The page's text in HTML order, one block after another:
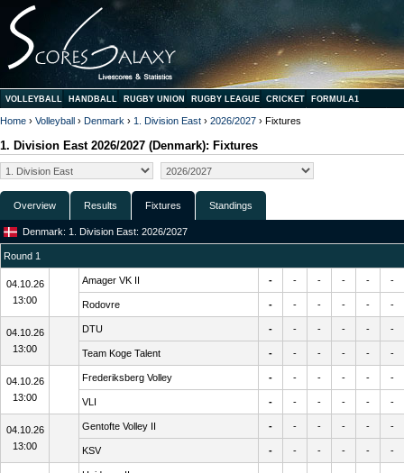
VOLLEYBALL HANDBALL RUGBY UNION RUGBY LEAGUE CRICKET FORMULA1
Home › Volleyball › Denmark › 1. Division East › 2026/2027 › Fixtures
1. Division East 2026/2027 (Denmark): Fixtures
Overview Results Fixtures Standings
Denmark: 1. Division East: 2026/2027
Round 1
04.10.26
13:00
Amager VK II - - - - - -
Rodovre - - - - - -
04.10.26
13:00
DTU - - - - - -
Team Koge Talent - - - - - -
04.10.26
13:00
Frederiksberg Volley - - - - - -
VLI - - - - - -
04.10.26
13:00
Gentofte Volley II - - - - - -
KSV - - - - - -